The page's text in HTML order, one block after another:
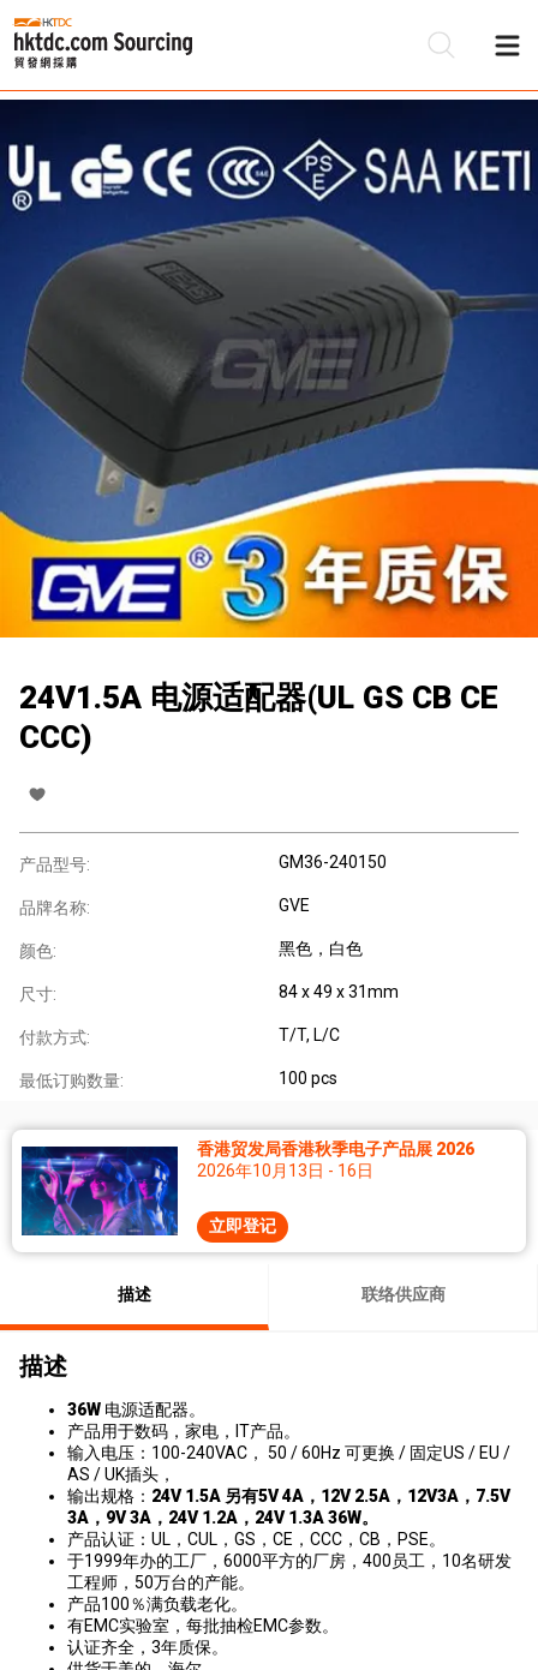
24V1.5A 电源适配器(UL GS CB CE
CCC)
产品型号: GM36-240150
品牌名称: GVE
颜色: 黑色，白色
尺寸: 84 x 49 x 31mm
付款方式: T/T, L/C
最低订购数量: 100 pcs
香港贸发局香港秋季电子产品展 2026
2026年10月13日 - 16日
立即登记
描述 联络供应商
描述
36W 电源适配器。
产品用于数码，家电，IT产品。
输入电压：100-240VAC， 50 / 60Hz 可更换 / 固定US / EU /
AS / UK插头，
输出规格： 24V 1.5A 另有5V 4A，12V 2.5A，12V3A，7.5V
3A，9V 3A，24V 1.2A，24V 1.3A 36W。
产品认证：UL，CUL，GS，CE，CCC，CB，PSE。
于1999年办的工厂，6000平方的厂房，400员工，10名研发
工程师，50万台的产能。
产品100％满负载老化。
有EMC实验室，每批抽检EMC参数。
认证齐全，3年质保。